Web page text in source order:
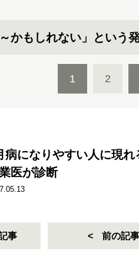
～かもしれない」という
1 2
病になりやすい人に現
医が診断
事 前の記事